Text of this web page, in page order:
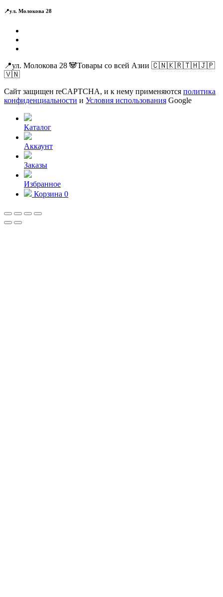
📍ул. Молокова 28
📍ул. Молокова 28 🐼Товары со всей Азии 🇨🇳🇰🇷🇹🇭🇯🇵
🇻🇳
Сайт защищен reCAPTCHA, и к нему применяются политика
конфиденциальности и Условия использования Google
Каталог
Аккаунт
Заказы
Избранное
Корзина 0